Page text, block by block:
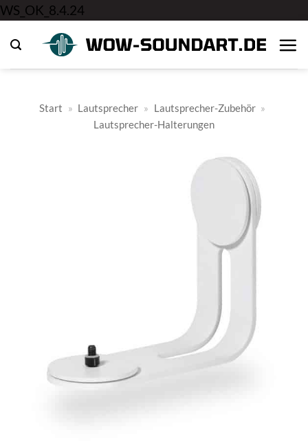
WS_OK_8.4.24
springen
Start » Lautsprecher » Lautsprecher-Zubehör »
Lautsprecher-Halterungen